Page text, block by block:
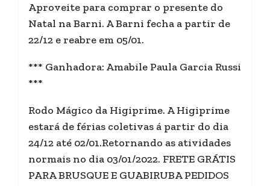
Aproveite para comprar o presente do
Natal na Barni. A Barni fecha a partir de
22/12 e reabre em 05/01.
*** Ganhadora: Amabile Paula Garcia Russi
***
Rodo Mágico da Higiprime. A Higiprime
estará de férias coletivas á partir do dia
24/12 até 02/01.Retornando as atividades
normais no dia 03/01/2022. FRETE GRÁTIS
PARA BRUSQUE E GUABIRUBA PEDIDOS